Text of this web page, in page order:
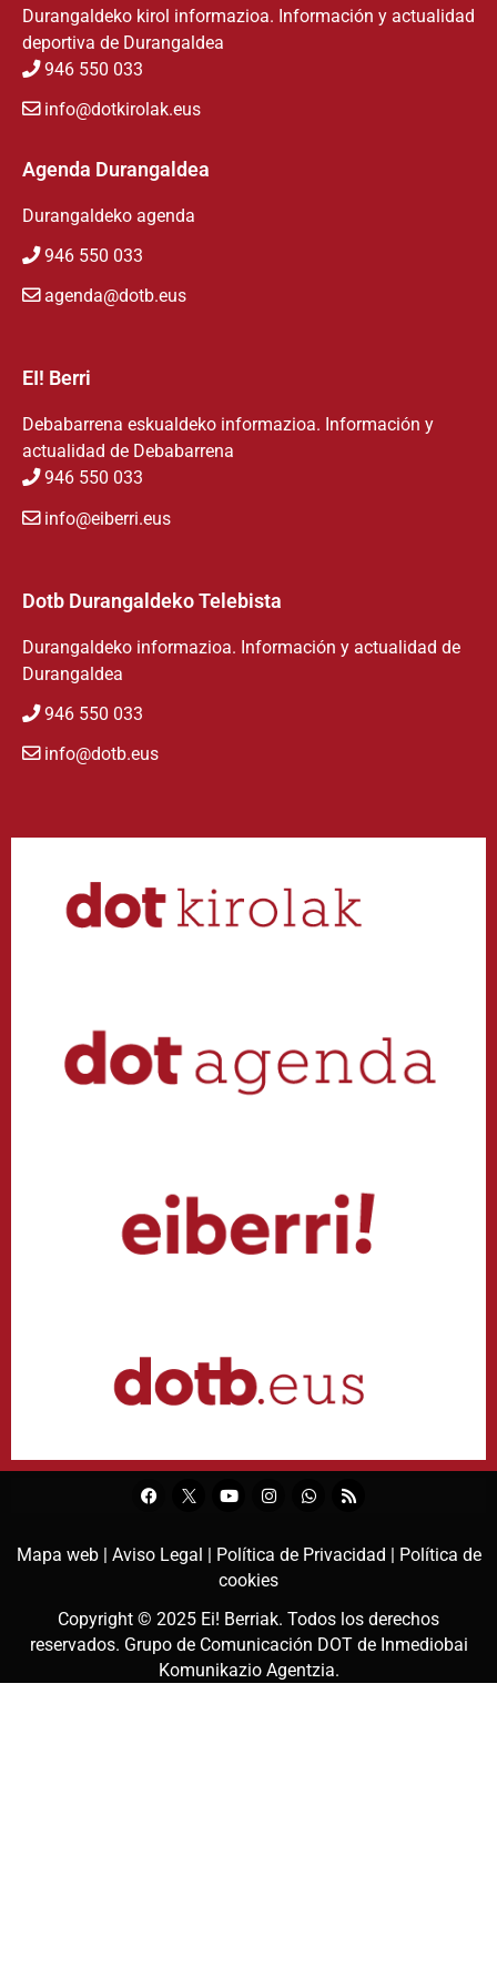
Durangaldeko kirol informazioa. Información y actualidad
deportiva de Durangaldea
946 550 033
info@dotkirolak.eus
Agenda Durangaldea
Durangaldeko agenda
946 550 033
agenda@dotb.eus
EI! Berri
Debabarrena eskualdeko informazioa. Información y
actualidad de Debabarrena
946 550 033
info@eiberri.eus
Dotb Durangaldeko Telebista
Durangaldeko informazioa. Información y actualidad de
Durangaldea
946 550 033
info@dotb.eus
Mapa web | Aviso Legal | Política de Privacidad |
Política de
cookies
Copyright © 2025 Ei! Berriak. Todos los derechos
reservados. Grupo de Comunicación DOT de Inmediobai
Komunikazio Agentzia.